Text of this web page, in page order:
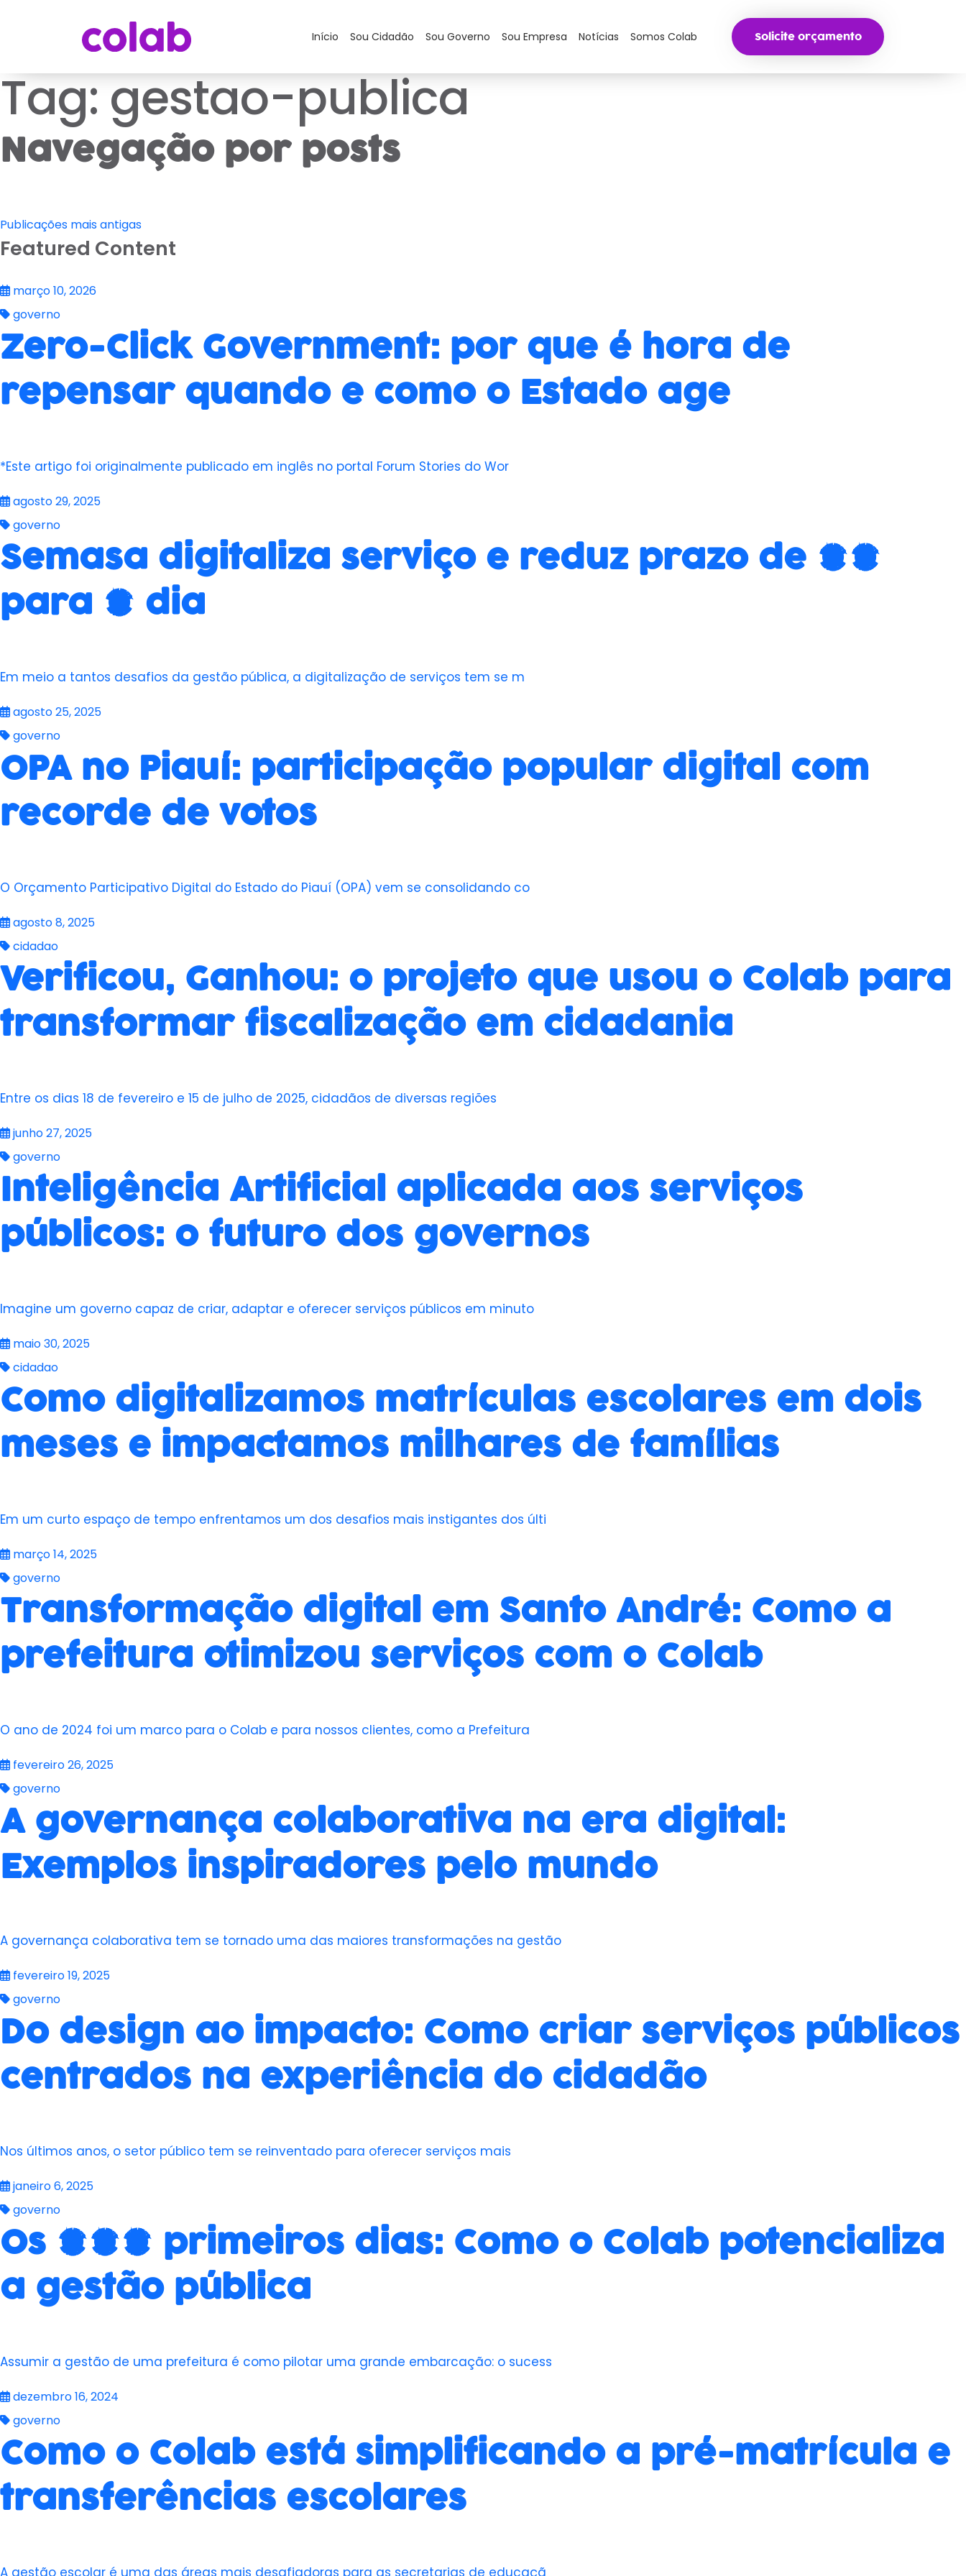
Início Sou Cidadão Sou Governo Sou Empresa Notícias Somos Colab Solicite orçamento
Tag:gestao-publica
Navegação por posts
Publicações mais antigas
Featured Content
março 10, 2026
governo
Zero-Click Government: por que é hora de
repensar quando e como o Estado age
*Este artigo foi originalmente publicado em inglês no portal Forum Stories do Wor
agosto 29, 2025
governo
Semasa digitaliza serviço e reduz prazo de 20
para 1 dia
Em meio a tantos desafios da gestão pública, a digitalização de serviços tem se m
agosto 25, 2025
governo
OPA no Piauí: participação popular digital com
recorde de votos
O Orçamento Participativo Digital do Estado do Piauí (OPA) vem se consolidando co
agosto 8, 2025
cidadao
Verificou, Ganhou: o projeto que usou o Colab para
transformar fiscalização em cidadania
Entre os dias 18 de fevereiro e 15 de julho de 2025, cidadãos de diversas regiões
junho 27, 2025
governo
Inteligência Artificial aplicada aos serviços
públicos: o futuro dos governos
Imagine um governo capaz de criar, adaptar e oferecer serviços públicos em minuto
maio 30, 2025
cidadao
Como digitalizamos matrículas escolares em dois
meses e impactamos milhares de famílias
Em um curto espaço de tempo enfrentamos um dos desafios mais instigantes dos últi
março 14, 2025
governo
Transformação digital em Santo André: Como a
prefeitura otimizou serviços com o Colab
O ano de 2024 foi um marco para o Colab e para nossos clientes, como a Prefeitura
fevereiro 26, 2025
governo
A governança colaborativa na era digital:
Exemplos inspiradores pelo mundo
A governança colaborativa tem se tornado uma das maiores transformações na gestão
fevereiro 19, 2025
governo
Do design ao impacto: Como criar serviços públicos
centrados na experiência do cidadão
Nos últimos anos, o setor público tem se reinventado para oferecer serviços mais
janeiro 6, 2025
governo
Os 100 primeiros dias: Como o Colab potencializa
a gestão pública
Assumir a gestão de uma prefeitura é como pilotar uma grande embarcação: o sucess
dezembro 16, 2024
governo
Como o Colab está simplificando a pré-matrícula e
transferências escolares
A gestão escolar é uma das áreas mais desafiadoras para as secretarias de educaçã